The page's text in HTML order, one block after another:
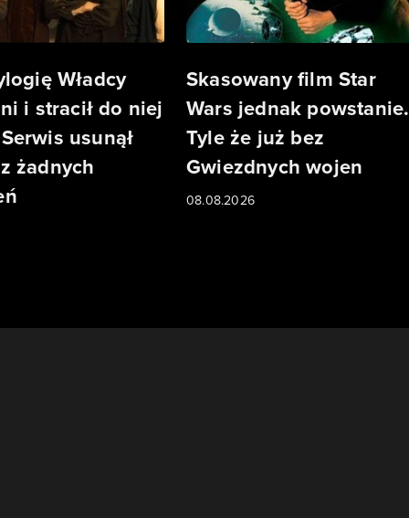
Władcy
i stracił do niej
usunął
żadnych
Skasowany film Star
Wars jednak powstanie.
Tyle że już bez
Gwiezdnych wojen
08.08.2026